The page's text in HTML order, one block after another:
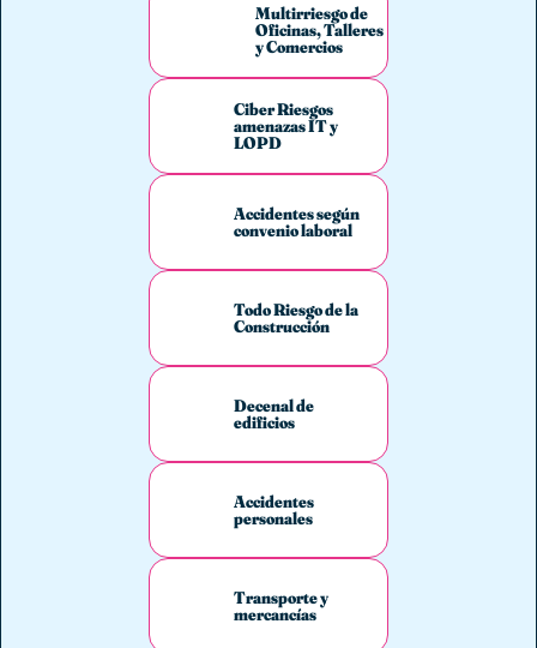
Multirriesgo de
Oficinas, Talleres
y Comercios
Ciber Riesgos
amenazas IT y
LOPD
Accidentes según
convenio laboral
Todo Riesgo de la
Construcción
Decenal de
edificios
Accidentes
personales
Transporte y
mercancías